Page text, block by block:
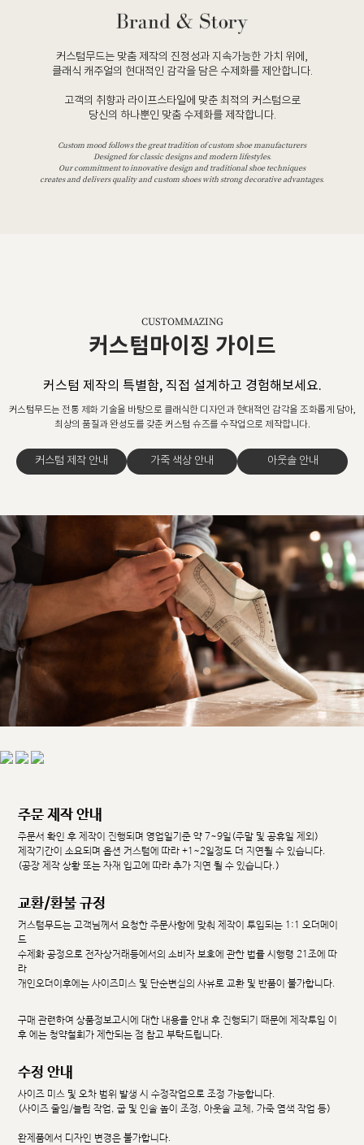
커스텀무드는 맞춤 제작의 진정성과 지속가능한 가치 위에,
클래식 캐주얼의 현대적인 감각을 담은 수제화를 제안합니다.
고객의 취향과 라이프스타일에 맞춘 최적의 커스텀으로
당신의 하나뿐인 맞춤 수제화를 제작합니다.
Custom mood follows the great tradition of custom shoe manufacturers
Designed for classic designs and modern lifestyles.
Our commitment to innovative design and traditional shoe techniques
creates and delivers quality and custom shoes with strong decorative advantages.
CUSTOMMAZING
커스텀마이징 가이드
커스텀 제작의 특별함, 직접 설계하고 경험해보세요.
커스텀무드는 전통 제화 기술을 바탕으로 클래식한 디자인과 현대적인 감각을 조화롭게 담아,
최상의 품질과 완성도를 갖춘 커스텀 슈즈를 수작업으로 제작합니다.
커스텀 제작 안내 가죽 색상 안내 아웃솔 안내
주문 제작 안내
주문서 확인 후 제작이 진행되며 영업일기준 약 7~9일(주말 및 공휴일 제외)
제작기간이 소요되며 옵션 커스텀에 따라 +1~2일정도 더 지연될 수 있습니다.
(공장 제작 상황 또는 자재 입고에 따라 추가 지연 될 수 있습니다.)
교환/환불 규정
커스텀무드는 고객님께서 요청한 주문사항에 맞춰 제작이 투입되는 1:1 오더메이
드
수제화 공정으로 전자상거래등에서의 소비자 보호에 관한 법률 시행령 21조에 따
라
개인오더이후에는 사이즈미스 및 단순변심의 사유로 교환 및 반품이 불가합니다.
구매 관련하여 상품정보고시에 대한 내용을 안내 후 진행되기 때문에 제작투입 이
후 에는 청약철회가 제한되는 점 참고 부탁드립니다.
수정 안내
사이즈 미스 및 오차 범위 발생 시 수정작업으로 조정 가능합니다.
(사이즈 줄임/늘림 작업, 굽 및 인솔 높이 조정, 아웃솔 교체, 가죽 염색 작업 등)
완제품에서 디자인 변경은 불가합니다.